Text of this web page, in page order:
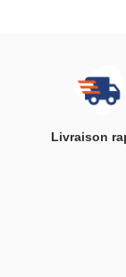
Livraison